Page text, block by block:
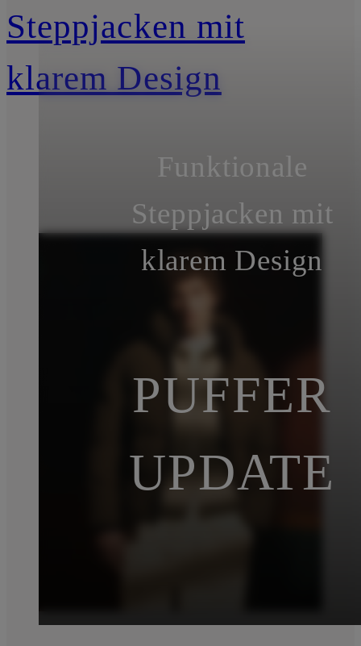
Steppjacken mit
klarem Design
Funktionale
Steppjacken mit
klarem Design
PUFFER
UPDATE